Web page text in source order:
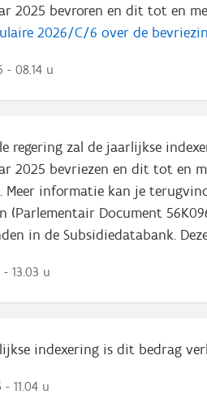
2025 bevroren en dit tot en
2026/C/6 over de
- 08.14 u
regering zal de jaarlijkse
2025 bevriezen en dit tot en
Meer informatie kan je
(Parlementair Document
in de Subsidiedatabank.
13.03 u
indexering is dit bedrag
11.04 u